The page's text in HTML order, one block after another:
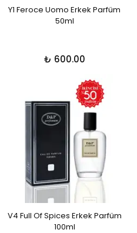
Y1 Feroce Uomo Erkek Parfüm
50ml
₺ 600.00
V4 Full Of Spices Erkek Parfüm
100ml